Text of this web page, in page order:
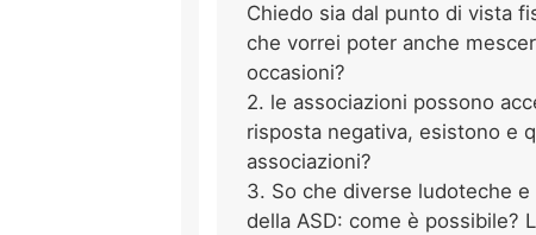
Chiedo sia dal punto di vista
che vorrei poter anche
occasioni?
2. le associazioni possono
risposta negativa, esistono e
associazioni?
3. So che diverse ludoteche
della ASD: come è possibile?